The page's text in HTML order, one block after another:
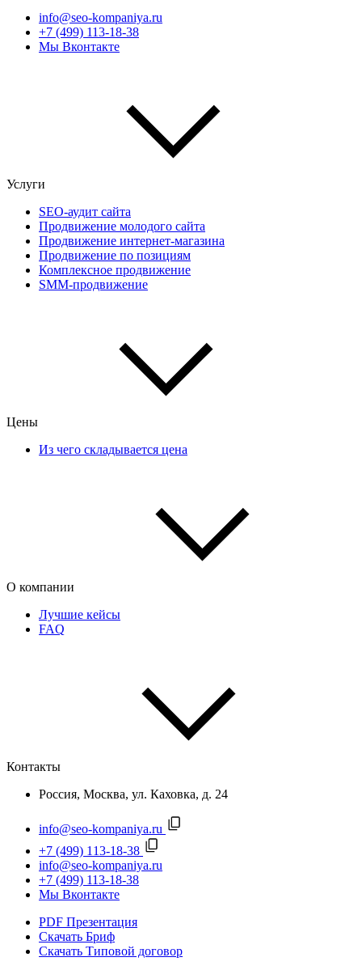
info@seo-kompaniya.ru
+7 (499) 113-18-38
Мы Вконтакте
Услуги
SEO-аудит сайта
Продвижение молодого сайта
Продвижение интернет-магазина
Продвижение по позициям
Комплексное продвижение
SMM-продвижение
Цены
Из чего складывается цена
О компании
Лучшие кейсы
FAQ
Контакты
Россия, Москва, ул. Каховка, д. 24
info@seo-kompaniya.ru
+7 (499) 113-18-38
info@seo-kompaniya.ru
+7 (499) 113-18-38
Мы Вконтакте
PDF Презентация
Скачать Бриф
Скачать Типовой договор